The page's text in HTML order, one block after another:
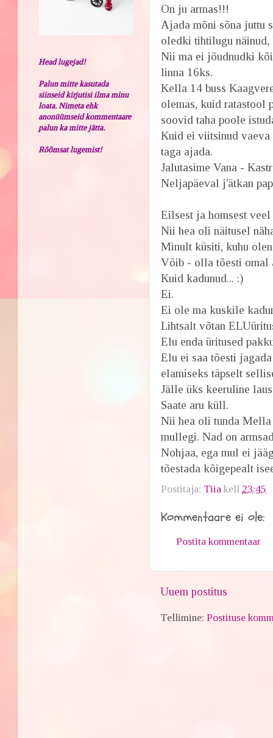
On ju armas!!!
Ajada mõni sõna juttu
oledki tihtilugu
Nii ma ei jõudnudki
linna 16ks.
Kella 14 buss
olemas, kuid ratastool
soovid taha poole
Kuid ei viitsinud
taga ajada.
Jalutasime Vana -
Neljapäeval j'ätkan
Eilsest ja homsest veel
Nii hea oli näitusel
Minult küsiti, kuhu
Võib - olla tõesti omal
Kuid kadunud... :)
Ei.
Ei ole ma kuskile
Lihtsalt võtan
Elu enda üritused
Elu ei saa tõesti
elamiseks täpselt
Jälle üks keeruline
Saate aru küll.
Nii hea oli tunda
mullegi. Nad on
Nohjaa, ega mul ei
tõestada kõigepealt
Postitaja: Tiia kell 23:45
Kommentaare ei ole:
Postita kommentaar
Uuem postitus
Tellimine:Postituse
Head lugejad!
Palun mitte kasutada
siinseid kirjutisi ilma minu
loata. Nimeta ehk
anonüümseid kommentaare
palun ka mitte jätta.
Rõõmsat lugemist!